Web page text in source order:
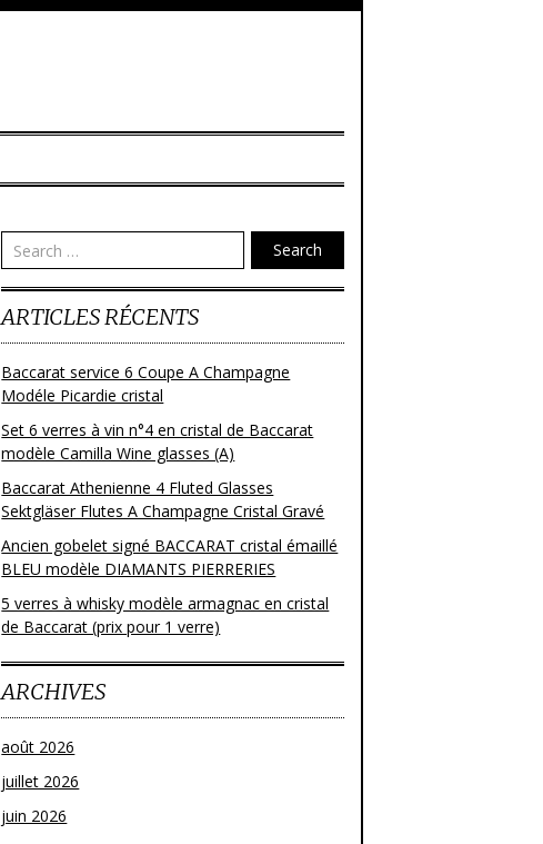
Search
ARTICLES RÉCENTS
Baccarat service 6 Coupe A Champagne
Modéle Picardie cristal
Set 6 verres à vin n°4 en cristal de Baccarat
modèle Camilla Wine glasses (A)
Baccarat Athenienne 4 Fluted Glasses
Sektgläser Flutes A Champagne Cristal Gravé
Ancien gobelet signé BACCARAT cristal émaillé
BLEU modèle DIAMANTS PIERRERIES
5 verres à whisky modèle armagnac en cristal
de Baccarat (prix pour 1 verre)
ARCHIVES
août 2026
juillet 2026
juin 2026